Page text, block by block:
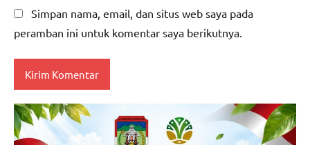
Simpan nama, email, dan situs web saya pada
peramban ini untuk komentar saya berikutnya.